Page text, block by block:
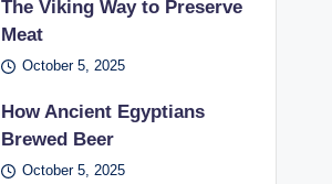
The Viking Way to Preserve
Meat
October 5, 2025
How Ancient Egyptians
Brewed Beer
October 5, 2025